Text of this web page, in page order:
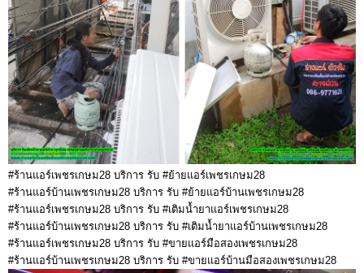
#ร้านแอร์เพชรเกษม28 บริการ รับ #ย้ายแอร์เพชรเกษม28
#ร้านแอร์บ้านเพชรเกษม28 บริการ รับ #ย้ายแอร์บ้านเพชรเกษม28
#ร้านแอร์เพชรเกษม28 บริการ รับ #เติมน้ำยาแอร์เพชรเกษม28
#ร้านแอร์บ้านเพชรเกษม28 บริการ รับ #เติมน้ำยาแอร์บ้านเพชรเกษม28
#ร้านแอร์เพชรเกษม28 บริการ รับ #ขายแอร์มือสองเพชรเกษม28
#ร้านแอร์บ้านเพชรเกษม28 บริการ รับ #ขายแอร์บ้านมือสองเพชรเกษม28